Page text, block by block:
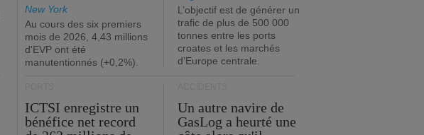
New York
Au cours des six premiers
mois de 2026, 4,43 millions
d'EVP ont été
manutentionnés (+0,2%).
L’objectif est de générer un
trafic de plus de 500 000
tonnes entre les ports
croates et les marchés
d’Europe centrale.
ICTSI enregistre un
bénéfice net record
Un autre navire de
GasLog a heurté une